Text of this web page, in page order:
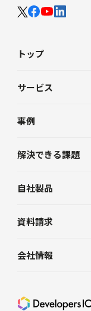
トップ
サービス
事例
解決できる課題
自社製品
資料請求
会社情報